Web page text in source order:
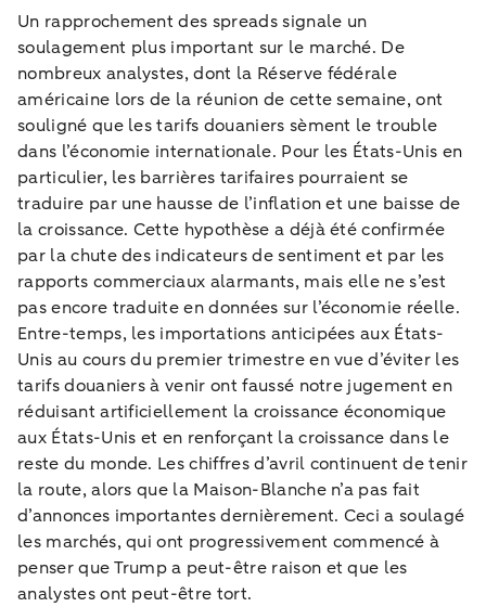
Un rapprochement des spreads signale un
soulagement plus important sur le marché. De
nombreux analystes, dont la Réserve fédérale
américaine lors de la réunion de cette semaine, ont
souligné que les tarifs douaniers sèment le trouble
dans l’économie internationale. Pour les États-Unis en
particulier, les barrières tarifaires pourraient se
traduire par une hausse de l’inflation et une baisse de
la croissance. Cette hypothèse a déjà été confirmée
par la chute des indicateurs de sentiment et par les
rapports commerciaux alarmants, mais elle ne s’est
pas encore traduite en données sur l’économie réelle.
Entre-temps, les importations anticipées aux États-
Unis au cours du premier trimestre en vue d’éviter les
tarifs douaniers à venir ont faussé notre jugement en
réduisant artificiellement la croissance économique
aux États-Unis et en renforçant la croissance dans le
reste du monde. Les chiffres d’avril continuent de tenir
la route, alors que la Maison-Blanche n’a pas fait
d’annonces importantes dernièrement. Ceci a soulagé
les marchés, qui ont progressivement commencé à
penser que Trump a peut-être raison et que les
analystes ont peut-être tort.